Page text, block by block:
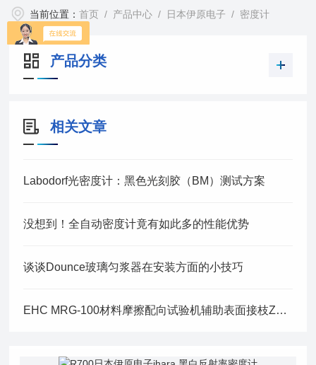
当前位置：首页 / 产品中心 / 日本伊原电子 / 密度计
产品分类
相关文章
Labodorf光密度计：黑色光刻胶（BM）测试方案
没想到！全自动密度计竟有如此多的性能优势
谈谈Dounce玻璃匀浆器在安装方面的小技巧
EHC MRG-100材料摩擦配向试验机辅助表面接枝ZnO纳米棒的取向研究